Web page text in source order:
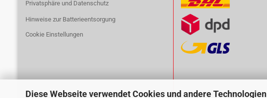
Diese Webseite verwendet Cookies und andere Technologien
Privatsphäre und Datenschutz
Hinweise zur Batterieentsorgung
Cookie Einstellungen